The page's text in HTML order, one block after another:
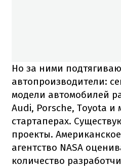
Но за ними
автопроизводители:
модели автомобилей
Audi, Porsche, Toyota и
стартаперах.
проекты.
агентство NASA
количество